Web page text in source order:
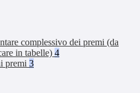
complessivo dei premi (da
in tabelle) 4
premi 3